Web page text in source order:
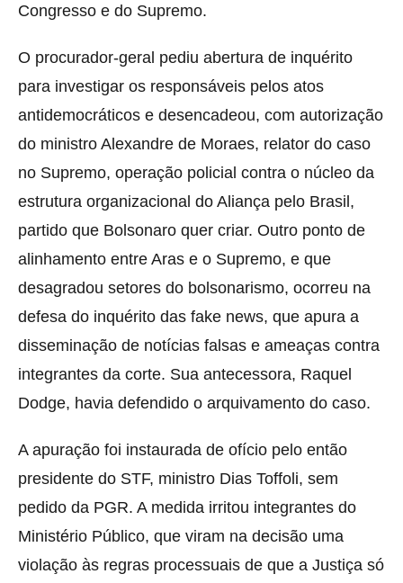
Congresso e do Supremo.
O procurador-geral pediu abertura de inquérito
para investigar os responsáveis pelos atos
antidemocráticos e desencadeou, com autorização
do ministro Alexandre de Moraes, relator do caso
no Supremo, operação policial contra o núcleo da
estrutura organizacional do Aliança pelo Brasil,
partido que Bolsonaro quer criar. Outro ponto de
alinhamento entre Aras e o Supremo, e que
desagradou setores do bolsonarismo, ocorreu na
defesa do inquérito das fake news, que apura a
disseminação de notícias falsas e ameaças contra
integrantes da corte. Sua antecessora, Raquel
Dodge, havia defendido o arquivamento do caso.
A apuração foi instaurada de ofício pelo então
presidente do STF, ministro Dias Toffoli, sem
pedido da PGR. A medida irritou integrantes do
Ministério Público, que viram na decisão uma
violação às regras processuais de que a Justiça só